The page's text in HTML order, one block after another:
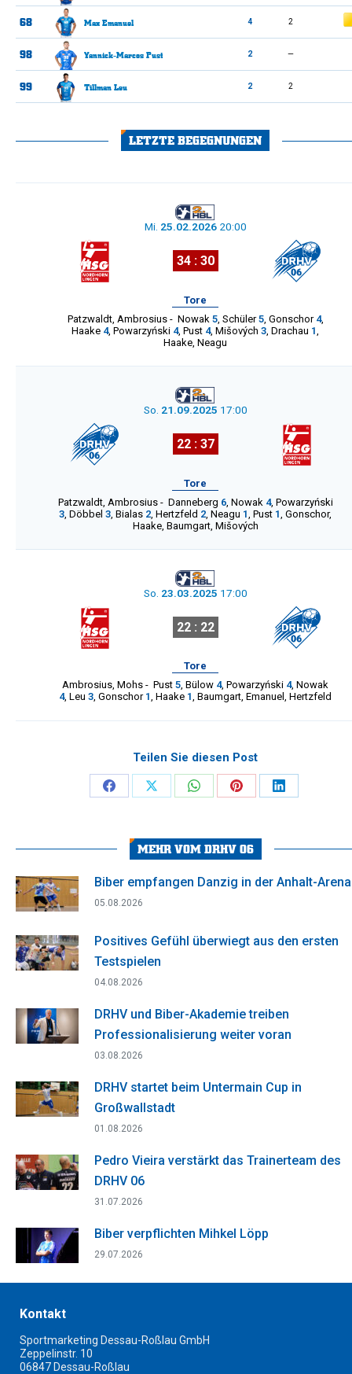
68 Max Emanuel 4 2
Gelbe Karte
98 Yannick-Marcos Pust 2 —
99 Tillman Leu 2 2
LETZTE BEGEGNUNGEN
Mi. 25.02.2026 20:00
34 : 30
Tore
Patzwaldt, Ambrosius- Nowak 5, Schüler 5, Gonschor 4,
Haake 4, Powarzyński 4, Pust 4, Mišových 3 Drachau 1
Haake Neagu
So. 21.09.2025 17:00
22 : 37
Tore
Patzwaldt, Ambrosius- Danneberg 6, Nowak 4, Powarzyński
3 Döbbel 3 Bialas 2 Hertzfeld 2 Neagu 1 Pust 1 Gonschor,
Haake, Baumgart, Mišových
So. 23.03.2025 17:00
22 : 22
Tore
Ambrosius, Mohs - Pust 5, Bülow 4, Powarzyński 4, Nowak
4, Leu 3, Gonschor 1, Haake 1, Baumgart, Emanuel , Hertzfeld
Teilen Sie diesen Post
Share
Facebook
Share
X
Share
WhatsApp
Share
Pinterest
Share
MEHR VOM DRHV 06
Biber empfangen Danzig in der Anhalt-Arena
05.08.2026
Positives Gefühl überwiegt aus den ersten
Testspielen
04.08.2026
DRHV und Biber-Akademie treiben
Professionalisierung weiter voran
03.08.2026
DRHV startet beim Untermain Cup in
Großwallstadt
01.08.2026
Pedro Vieira verstärkt das Trainerteam des
DRHV 06
31.07.2026
Biber verpflichten Mihkel Löpp
29.07.2026
Kontakt
Sportmarketing Dessau-Roßlau GmbH
Zeppelinstr. 10
06847 Dessau-Roßlau